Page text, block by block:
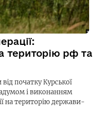
територію рф та
початку Курської
і виконанням
на територію держави-